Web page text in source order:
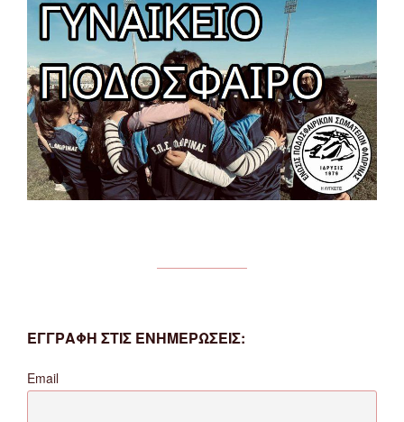
ΕΓΓΡΑΦΗ ΣΤΙΣ ΕΝΗΜΕΡΩΣΕΙΣ:
Email